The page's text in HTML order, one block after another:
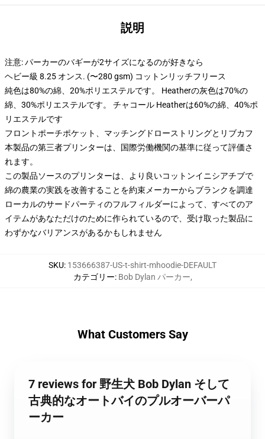
説明
注意: パーカーのバギーが2サイズになるのが好きなら
ヘビー級 8.25 オンス. (〜280 gsm) コットンリッチフリース
純色は80%の綿、20%ポリエステルです。 Heatherの灰色は70%の
綿、30%ポリエステルです。 チャコール Heatherは60%の綿、40%ポ
リエステルです
フロントポーチポケット、マッチングドローストリングとリブカフ
本製品の第三者プリンターは、国際労働機関の基準に従って評価さ
れます。
この製品ソースのプリンターは、より良いコットンイニシアチブで
綿の農業の実践を改善することを約束メーカーからブランクを調達
ローカルのサードパーティのフルフィルダーによって、すべてのア
イテムがあなただけのために作られているので、受け取った製品に
わずかなバリアンスがあるかもしれません
SKU: 153666387-US-t-shirt-mhoodie-DEFAULT
カテゴリー: Bob Dylan パーカー,
What Customers Say
7 reviews for 野生犬 Bob Dylan そして
古典的なオートバイのプルオーバーパ
ーカー